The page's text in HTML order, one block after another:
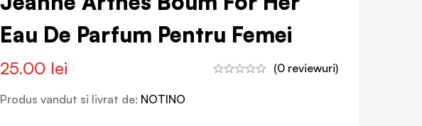
Eau De Parfum Pentru Femei
25.00 lei (0 reviewuri)
Produs vandut si livrat de: NOTINO